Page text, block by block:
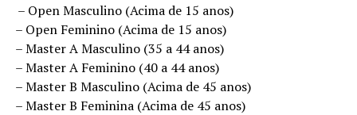
– Open Masculino (Acima de 15 anos)
– Open Feminino (Acima de 15 anos)
– Master A Masculino (35 a 44 anos)
– Master A Feminino (40 a 44 anos)
– Master B Masculino (Acima de 45 anos)
– Master B Feminina (Acima de 45 anos)